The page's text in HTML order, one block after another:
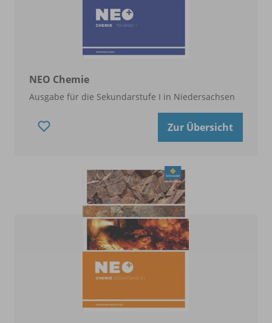
NEO Chemie
Ausgabe für die Sekundarstufe I in Niedersachsen
Zur Übersicht